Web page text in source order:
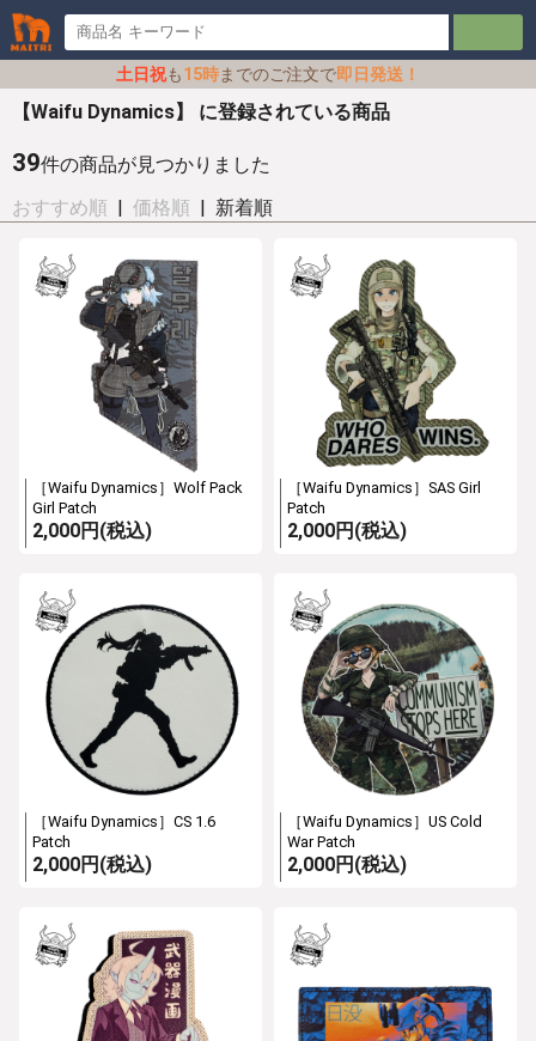
土日祝も15時までのご注文で即日発送！
【Waifu Dynamics】 に登録されている商品
39件の商品が見つかりました
おすすめ順 | 価格順 | 新着順
［Waifu Dynamics］Wolf Pack
Girl Patch
2,000円(税込)
［Waifu Dynamics］SAS Girl
Patch
2,000円(税込)
［Waifu Dynamics］CS 1.6
Patch
2,000円(税込)
［Waifu Dynamics］US Cold
War Patch
2,000円(税込)